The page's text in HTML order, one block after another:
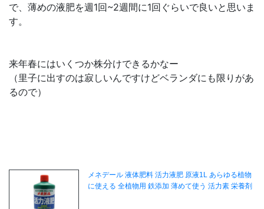
で、薄めの液肥を週1回~2週間に1回ぐらいで良いと思いま
す。
来年春にはいくつか株分けできるかなー
（里子に出すのは寂しいんですけどベランダにも限りがあ
るので）